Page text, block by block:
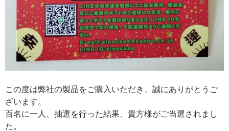
この度は弊社の製品をご購入いただき、誠にありがとうご
ざいます。
百名に一人、抽選を行った結果、貴方様がご当選されまし
た。